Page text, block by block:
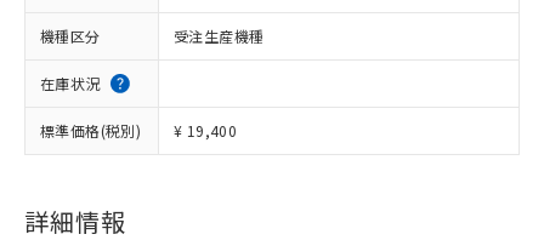
機種区分 受注生産機種
在庫状況
標準価格(税別) ¥ 19,400
詳細情報